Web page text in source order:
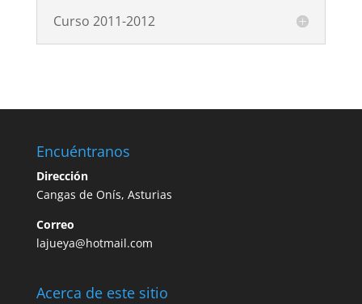
Curso 2011-2012
Encuéntranos
Dirección
Cangas de Onís, Asturias
Correo
lajueya@hotmail.com
Acerca de este sitio